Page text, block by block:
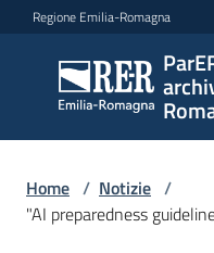
Vai al contenuto
Vai alla navigazione
Vai al footer
Regione Emilia-Romagna
ParER -
Polo
Romagna
Home / Notizie /
"AI preparedness